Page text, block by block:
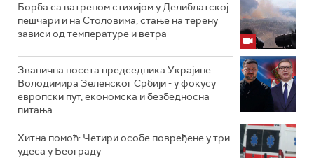
Борба са ватреном стихијом у Делиблатској
пешчари и на Столовима, стање на терену
зависи од температуре и ветра
Званична посета председника Украјине
Володимира Зеленског Србији - у фокусу
европски пут, економска и безбедносна
питања
Хитна помоћ: Четири особе повређене у три
удеса у Београду